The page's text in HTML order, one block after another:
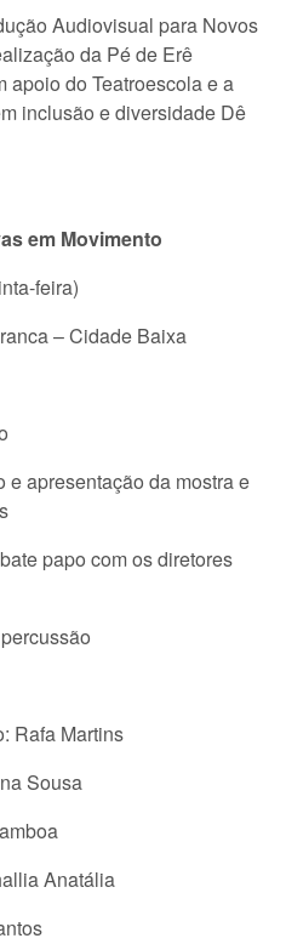
Audiovisual para Novos
da Pé de Erê
apoio do Teatroescola e a
inclusão e diversidade Dê
em Movimento
feira)
– Cidade Baixa
e apresentação da mostra e
papo com os diretores
Rafa Martins
Sousa
Anatália